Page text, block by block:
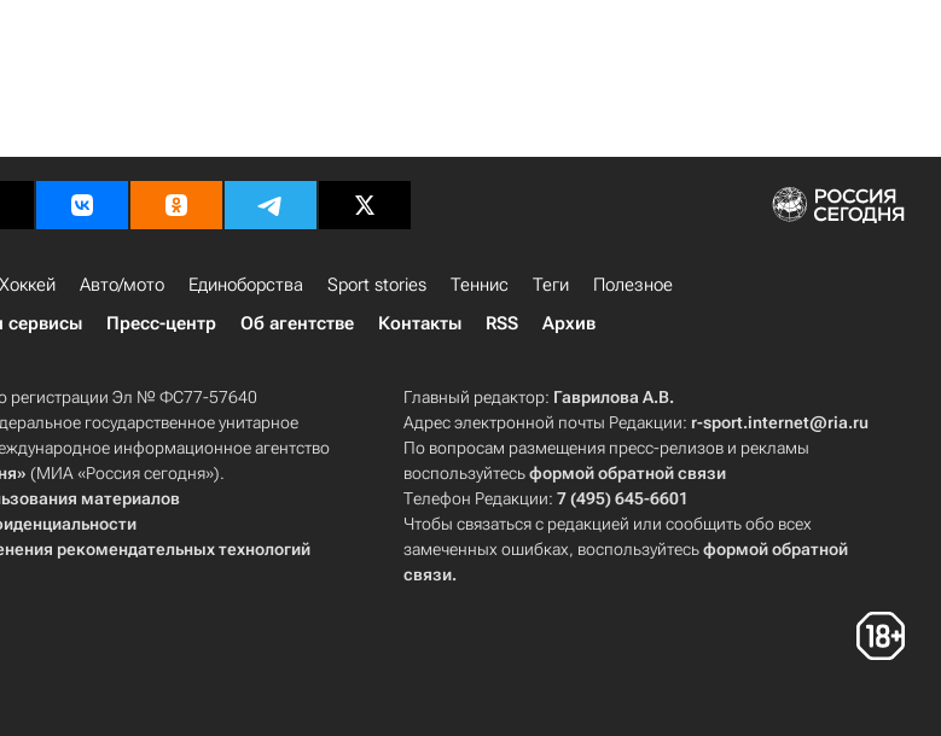
Хоккей Авто/мото Единоборства Sport stories Теннис Теги
Полезное
сервисы Пресс-центр Об агентстве Контакты RSS Архив
о регистрации Эл № ФС77-57640
государственное унитарное
информационное агентство
(МИА «Россия сегодня»).
материалов
рекомендательных технологий
Главный редактор: Гаврилова А.В.
Адрес электронной почты Редакции: r-sport.internet@ria.ru
По вопросам размещения пресс-релизов и рекламы
воспользуйтесьформой обратной связи
Телефон Редакции:7 (495) 645-6601
Чтобы связаться с редакцией или сообщить обо всех
замеченных ошибках, воспользуйтесьформой обратной
связи.